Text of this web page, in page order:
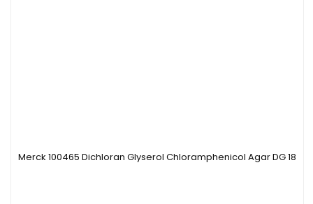
Merck 100465 Dichloran Glyserol Chloramphenicol Agar DG 18